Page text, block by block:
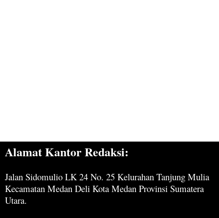
Alamat Kantor Redaksi:
Jalan Sidomulio LK 24 No. 25 Kelurahan Tanjung Mulia
Kecamatan Medan Deli Kota Medan Provinsi Sumatera
Utara.